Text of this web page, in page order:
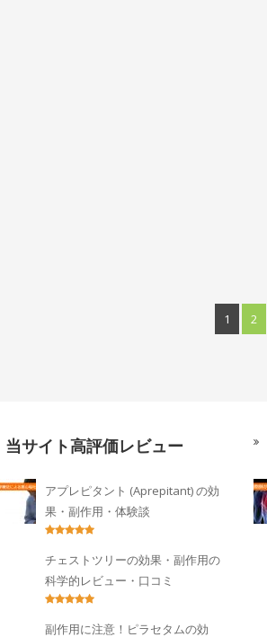
1 2
当サイト高評価レビュー
アプレピタント (Aprepitant) の効
果・副作用・体験談
チェストツリーの効果・副作用の
科学的レビュー・口コミ
副作用に注意！ピラセタムの効